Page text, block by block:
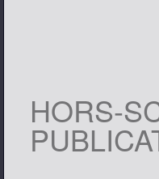
HORS-